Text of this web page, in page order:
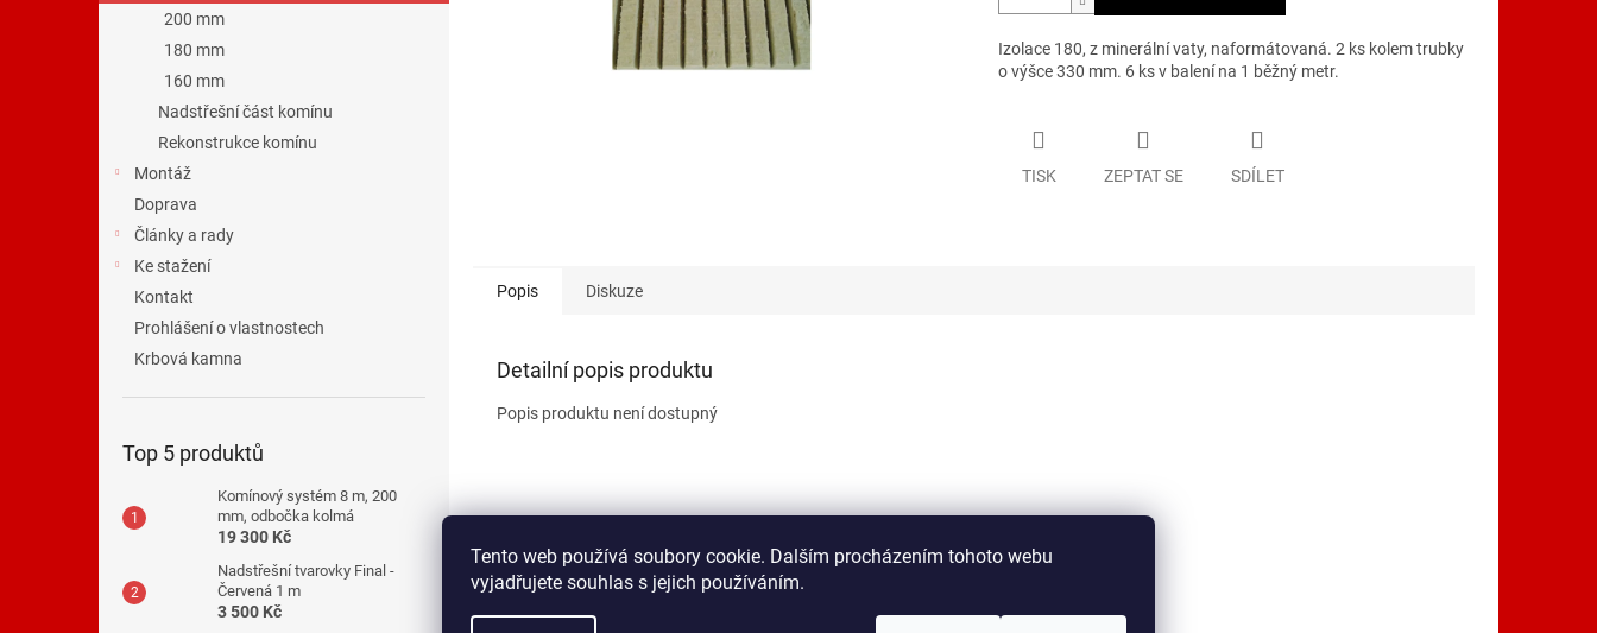
Tento web používá soubory cookie. Dalším procházením tohoto webu
vyjadřujete souhlas s jejich používáním.
n
200 mm
180 mm
160 mm
Nadstřešní část komínu
Rekonstrukce komínu
Montáž
Doprava
Články a rady
Ke stažení
Kontakt
Prohlášení o vlastnostech
Krbová kamna
Top 5 produktů
Komínový systém 8 m, 200
mm, odbočka kolmá
19 300 Kč
Nadstřešní tvarovky Final -
Červená 1 m
3 500 Kč
Izolace 180, z minerální vaty, naformátovaná. 2 ks kolem trubky
o výšce 330 mm. 6 ks v balení na 1 běžný metr.
TISK ZEPTAT SE SDÍLET
Popis Diskuze
Detailní popis produktu
Popis produktu není dostupný